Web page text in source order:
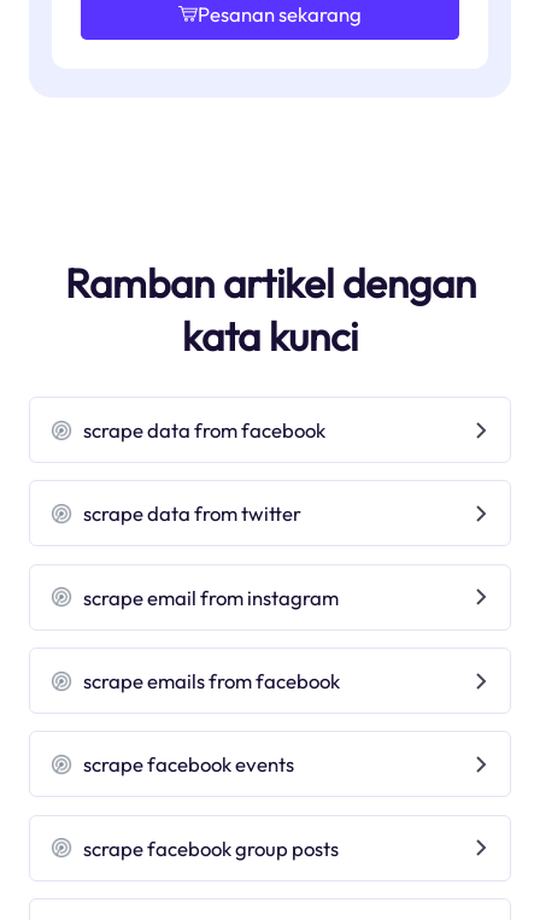
Pesanan sekarang
Ramban artikel dengan
kata kunci
scrape data from facebook
scrape data from twitter
scrape email from instagram
scrape emails from facebook
scrape facebook events
scrape facebook group posts